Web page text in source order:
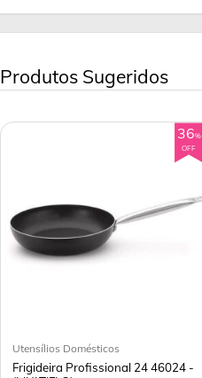
Produtos Sugeridos
36%
OFF
Utensílios Domésticos
Frigideira Profissional 24 46024 -